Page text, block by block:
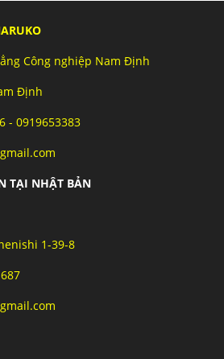
Công nghiệp Nam Định
Định
- 0919653383
TẠI NHẬT BẢN
1-39-8